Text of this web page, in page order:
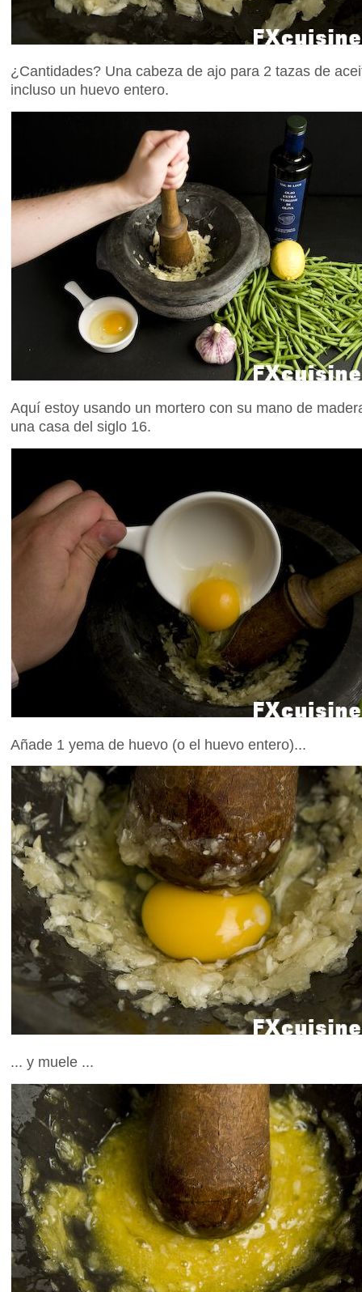
¿Cantidades? Una cabeza de ajo para 2 tazas de
incluso un huevo entero.
Aquí estoy usando un mortero con su mano de
una casa del siglo 16.
Añade 1 yema de huevo (o el huevo entero)...
... y muele ...